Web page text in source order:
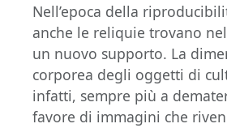
Nell’epoca della
anche le reliquie trovano
un nuovo supporto. La
corporea degli oggetti di
infatti, sempre più a
favore di immagini che